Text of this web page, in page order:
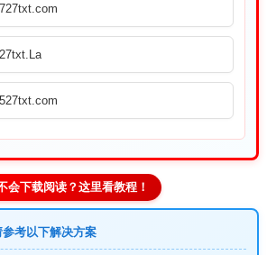
会下载阅读？这里看教程！
考以下解决方案